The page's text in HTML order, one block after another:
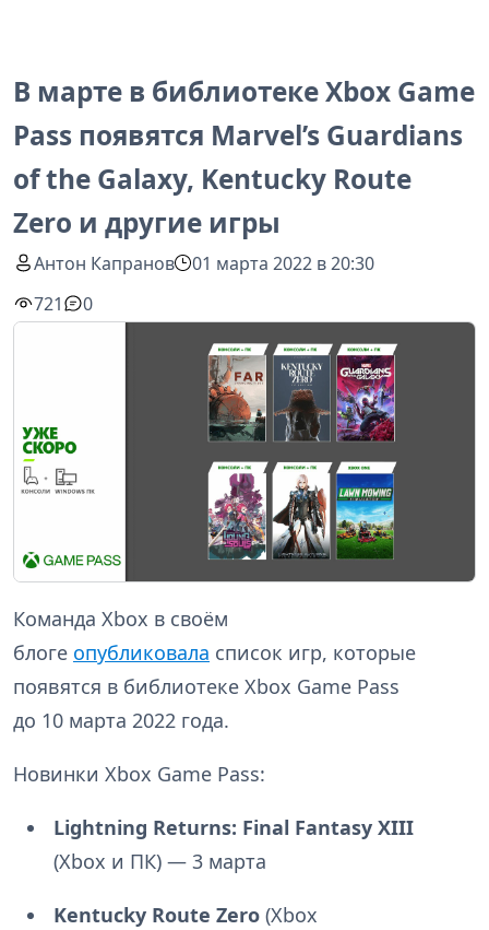
В марте в библиотеке Xbox Game
Pass появятся Marvel’s Guardians
of the Galaxy, Kentucky Route
Zero и другие игры
Антон Капранов
01 марта 2022 в 20:30
721
0
Команда Xbox в своём
блоге опубликовала список игр, которые
появятся в библиотеке Xbox Game Pass
до 10 марта 2022 года.
Новинки Xbox Game Pass:
Lightning Returns: Final Fantasy XIII
(Xbox и ПК) — 3 марта
Kentucky Route Zero(Xbox